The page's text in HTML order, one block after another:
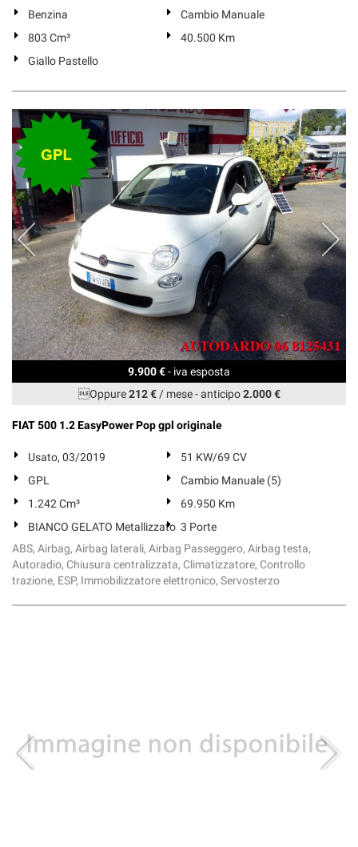
Benzina
Cambio Manuale
803 Cm³
40.500 Km
Giallo Pastello
9.900 €- iva esposta
Oppure212 €/ mese-anticipo2.000 €
FIAT 500 1.2 EasyPower Pop gpl originale
Usato, 03/2019
51 KW/69 CV
GPL
Cambio Manuale (5)
1.242 Cm³
69.950 Km
BIANCO GELATO Metallizzato 3 Porte
ABS, Airbag, Airbag laterali, Airbag Passeggero, Airbag testa,
Autoradio, Chiusura centralizzata, Climatizzatore, Controllo
trazione, ESP, Immobilizzatore elettronico, Servosterzo